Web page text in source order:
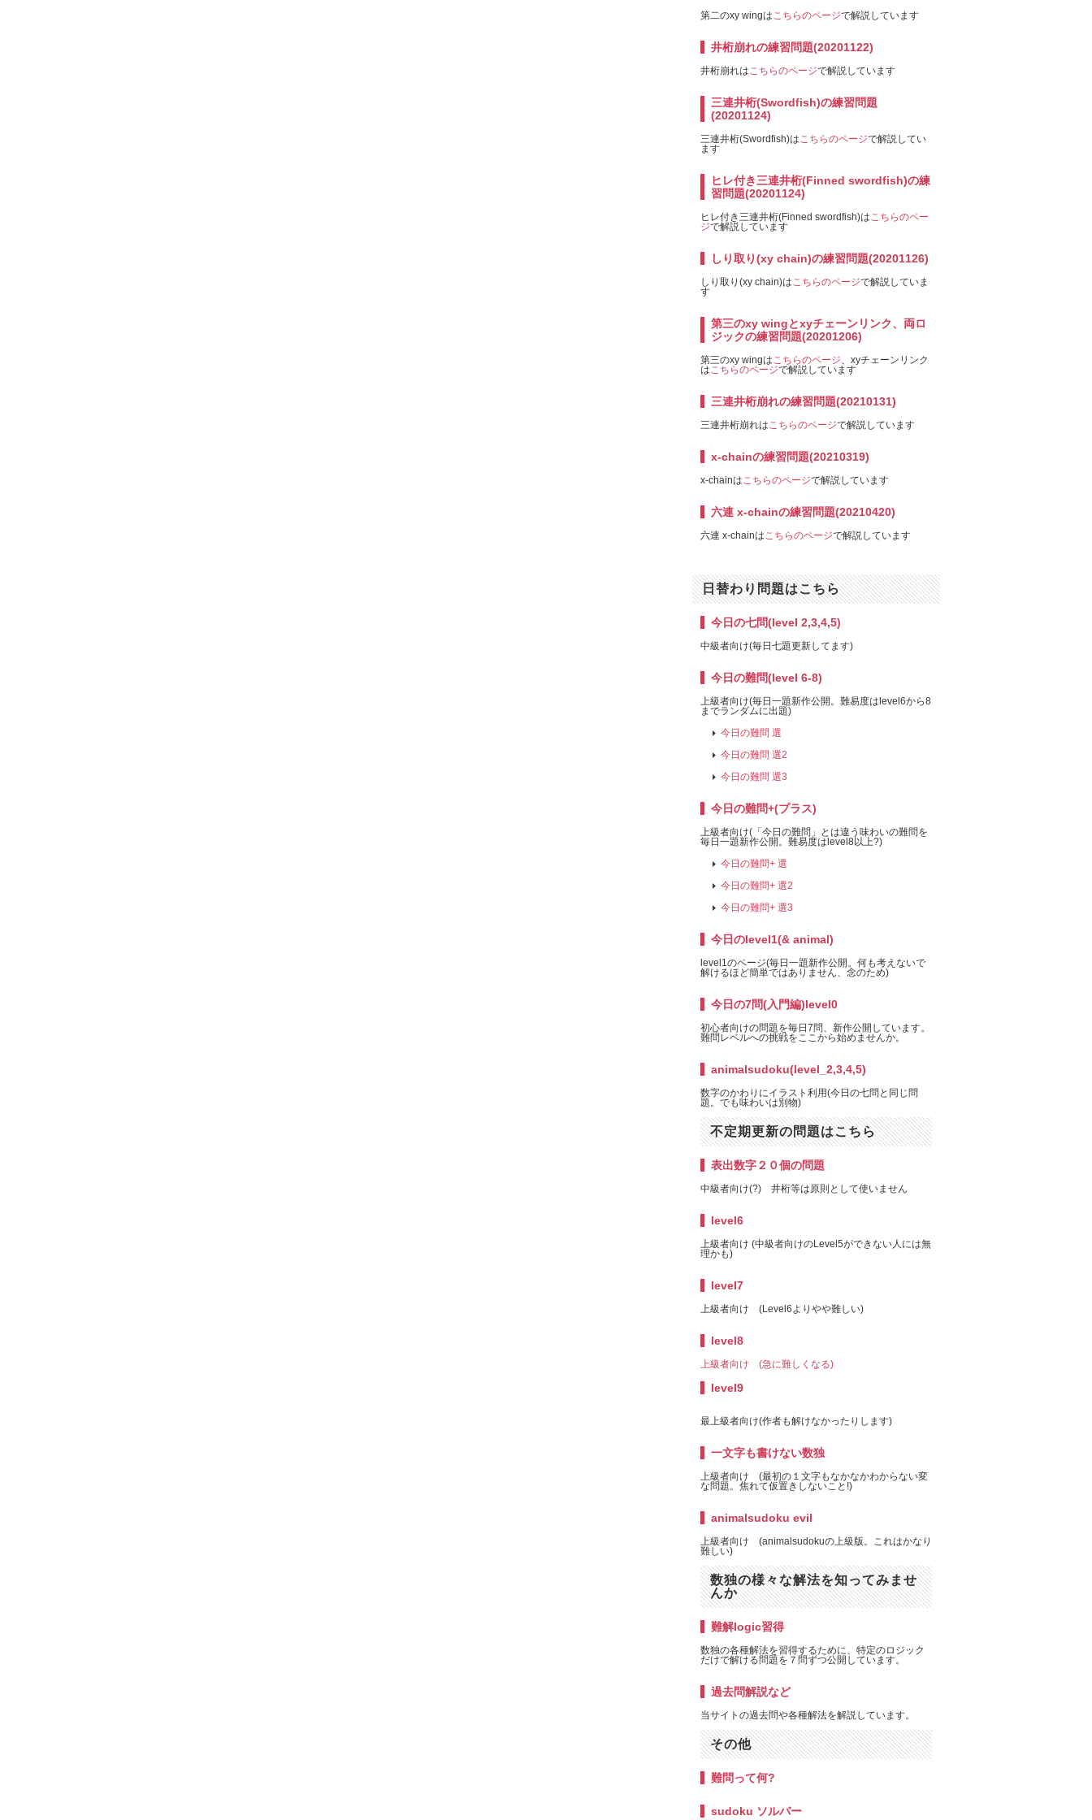
第二のxy wingはこちらのページで解説しています
井桁崩れの練習問題(20201122)
井桁崩れはこちらのページで解説しています
三連井桁(Swordfish)の練習問題
(20201124)
三連井桁(Swordfish)はこちらのページで解説してい
ます
ヒレ付き三連井桁(Finned swordfish)の練
習問題(20201124)
ヒレ付き三連井桁(Finned swordfish)はこちらのペー
ジで解説しています
しり取り(xy chain)の練習問題(20201126)
しり取り(xy chain)はこちらのページで解説していま
す
第三のxy wingとxyチェーンリンク、両ロ
ジックの練習問題(20201206)
第三のxy wingはこちらのページ、xyチェーンリンク
はこちらのページで解説しています
三連井桁崩れの練習問題(20210131)
三連井桁崩れはこちらのページで解説しています
x-chainの練習問題(20210319)
x-chainはこちらのページで解説しています
六連 x-chainの練習問題(20210420)
六連 x-chainはこちらのページで解説しています
日替わり問題はこちら
今日の七問(level 2,3,4,5)
中級者向け(毎日七題更新してます)
今日の難問(level 6-8)
上級者向け(毎日一題新作公開。難易度はlevel6から8
までランダムに出題)
今日の難問 選
今日の難問 選2
今日の難問 選3
今日の難問+(プラス)
上級者向け(「今日の難問」とは違う味わいの難問を
毎日一題新作公開。難易度はlevel8以上?)
今日の難問+ 選
今日の難問+ 選2
今日の難問+ 選3
今日のlevel1(& animal)
level1のページ(毎日一題新作公開。何も考えないで
解けるほど簡単ではありません、念のため)
今日の7問(入門編)level0
初心者向けの問題を毎日7問、新作公開しています。
難問レベルへの挑戦をここから始めませんか。
animalsudoku(level_2,3,4,5)
数字のかわりにイラスト利用(今日の七問と同じ問
題。でも味わいは別物)
不定期更新の問題はこちら
表出数字２０個の問題
中級者向け(?) 井桁等は原則として使いません
level6
上級者向け (中級者向けのLevel5ができない人には無
理かも)
level7
上級者向け (Level6よりやや難しい)
level8
上級者向け (急に難しくなる)
level9
最上級者向け(作者も解けなかったりします)
一文字も書けない数独
上級者向け (最初の１文字もなかなかわからない変
な問題。焦れて仮置きしないこと!)
animalsudoku evil
上級者向け (animalsudokuの上級版。これはかなり
難しい)
数独の様々な解法を知ってみませ
んか
難解logic習得
数独の各種解法を習得するために、特定のロジック
だけで解ける問題を７問ずつ公開しています。
過去問解説など
当サイトの過去問や各種解法を解説しています。
その他
難問って何?
sudoku ソルバー